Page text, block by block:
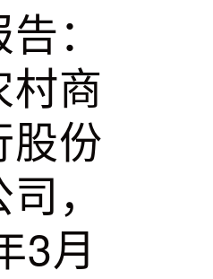
：
村商
股份
，
3月